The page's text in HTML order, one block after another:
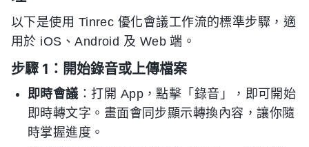
以下是使用 Tinrec 優化會議工作流的標準步驟，適
用於 iOS、Android 及 Web 端。
步驟 1：開始錄音或上傳檔案
即時會議 ：打開 App，點擊「錄音」，即可開始
即時轉文字。畫面會同步顯示轉換內容，讓你隨
時掌握進度。